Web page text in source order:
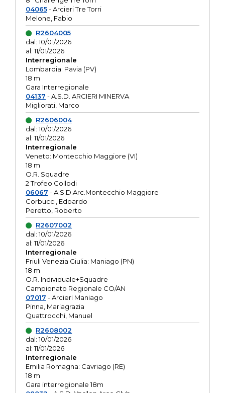
04065- Arcieri Tre Torri
Melone, Fabio
R2604005
dal: 10/01/2026
al: 11/01/2026
Interregionale
Lombardia: Pavia (PV)
18 m
Gara Interregionale
04137 - A.S.D. ARCIERI MINERVA
Migliorati, Marco
R2606004
dal: 10/01/2026
al: 11/01/2026
Interregionale
Veneto: Montecchio Maggiore (VI)
18 m
O.R. Squadre
2 Trofeo Collodi
06067 - A.S.D.Arc.Montecchio Maggiore
Corbucci, Edoardo
Peretto, Roberto
R2607002
dal: 10/01/2026
al: 11/01/2026
Interregionale
Friuli Venezia Giulia: Maniago (PN)
18 m
O.R. Individuale+Squadre
Campionato Regionale CO/AN
07017 - Arcieri Maniago
Pinna, Mariagrazia
Quattrocchi, Manuel
R2608002
dal: 10/01/2026
al: 11/01/2026
Interregionale
Emilia Romagna: Cavriago (RE)
18 m
Gara interregionale 18m